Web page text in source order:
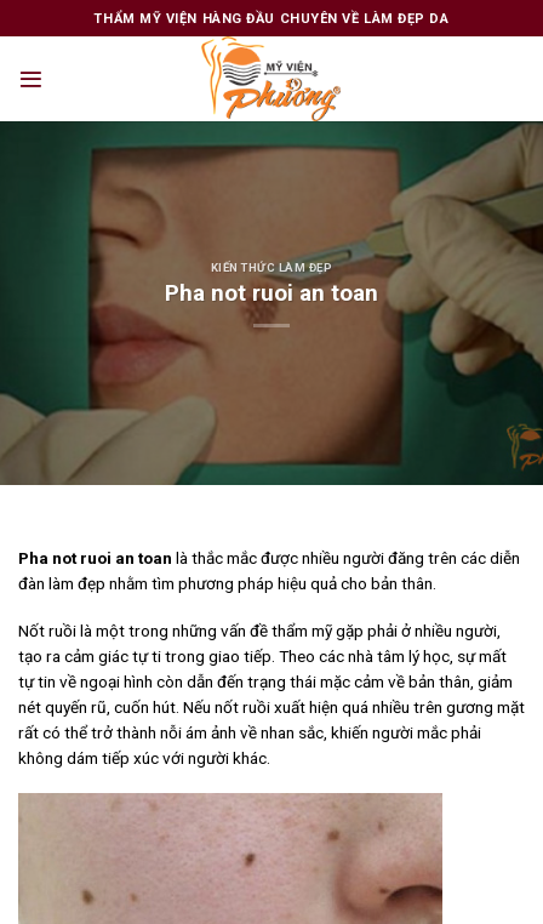
to
THẨM MỸ VIỆN HÀNG ĐẦU CHUYÊN VỀ LÀM ĐẸP DA
KIẾN THỨC LÀM ĐẸP
Pha not ruoi an toan
Pha not ruoi an toan là thắc mắc được nhiều người đăng trên các diễn
đàn làm đẹp nhằm tìm phương pháp hiệu quả cho bản thân.
Nốt ruồi là một trong những vấn đề thẩm mỹ gặp phải ở nhiều người,
tạo ra cảm giác tự ti trong giao tiếp. Theo các nhà tâm lý học, sự mất
tự tin về ngoại hình còn dẫn đến trạng thái mặc cảm về bản thân, giảm
nét quyến rũ, cuốn hút. Nếu nốt ruồi xuất hiện quá nhiều trên gương mặt
rất có thể trở thành nỗi ám ảnh về nhan sắc, khiến người mắc phải
không dám tiếp xúc với người khác.